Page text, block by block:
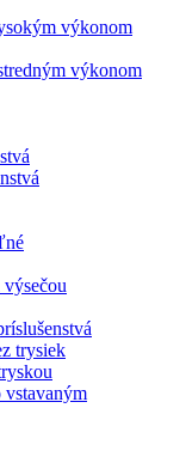
výkonom
výkonom
trysiek
vstavaným